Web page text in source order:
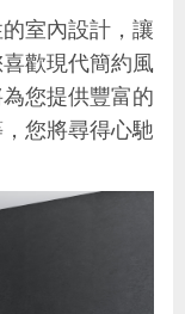
室內設計，讓
歡現代簡約風
您提供豐富的
您將尋得心馳